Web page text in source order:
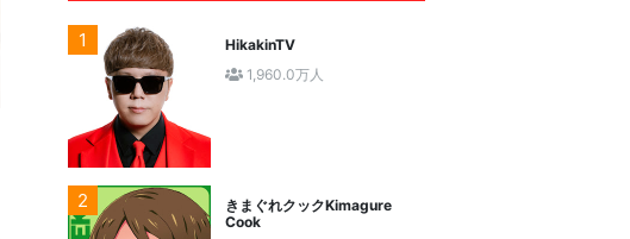
1
HikakinTV
1,960.0万人
2
きまぐれクックKimagure
Cook